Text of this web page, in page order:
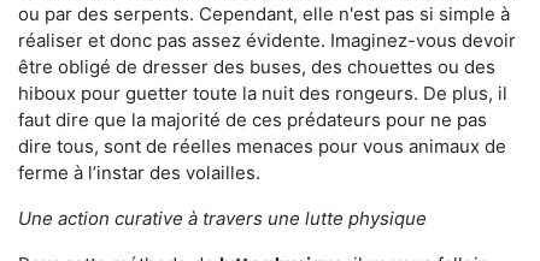
ou par des serpents. Cependant, elle n'est pas si simple à
réaliser et donc pas assez évidente. Imaginez-vous devoir
être obligé de dresser des buses, des chouettes ou des
hiboux pour guetter toute la nuit des rongeurs. De plus, il
faut dire que la majorité de ces prédateurs pour ne pas
dire tous, sont de réelles menaces pour vous animaux de
ferme à l’instar des volailles.
Une action curative à travers une lutte physique